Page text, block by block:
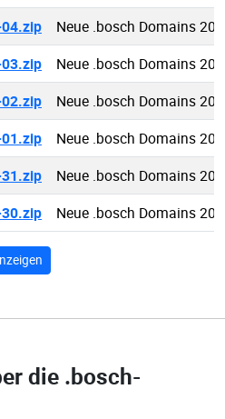
Neue .bosch Domains
Neue .bosch Domains
Neue .bosch Domains
Neue .bosch Domains
Neue .bosch Domains
Neue .bosch Domains
die .bosch-